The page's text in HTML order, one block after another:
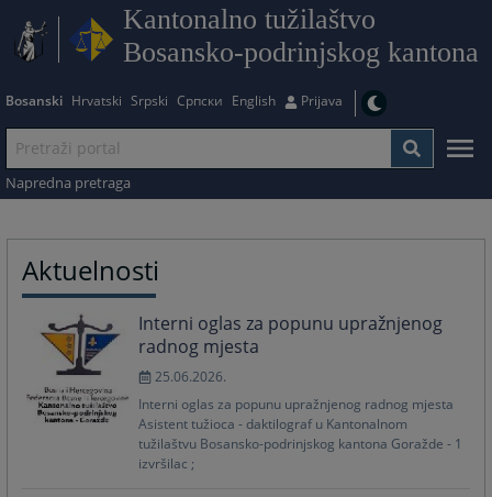
Kantonalno tužilaštvo
Bosansko-podrinjskog kantona
Bosanski Hrvatski Srpski Српски English Prijava
Napredna pretraga
Aktuelnosti
Interni oglas za popunu upražnjenog
radnog mjesta
25.06.2026.
Interni oglas za popunu upražnjenog radnog mjesta
Asistent tužioca - daktilograf u Kantonalnom
tužilaštvu Bosansko-podrinjskog kantona Goražde - 1
izvršilac ;